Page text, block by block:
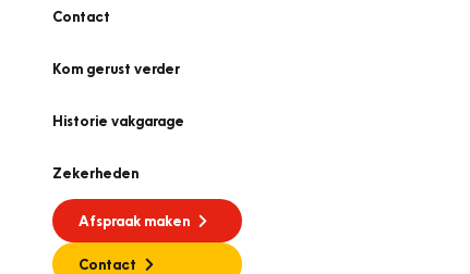
Contact
Kom gerust verder
Historie vakgarage
Zekerheden
Afspraak maken
Contact